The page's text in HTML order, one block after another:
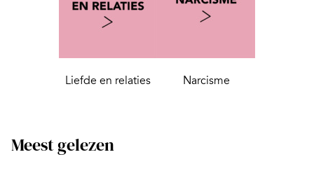
Liefde en relaties Narcisme
Meest gelezen